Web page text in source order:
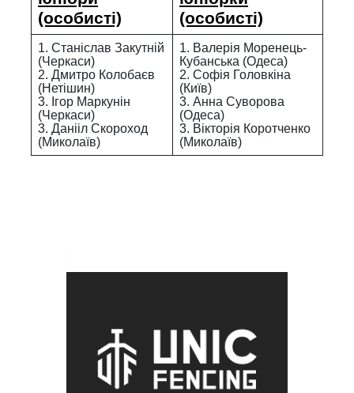
(особисті)
(особисті)
1. Станіслав Закутній
(Черкаси)
2. Дмитро Колобаєв
(Нетішин)
3. Ігор Маркунін
(Черкаси)
3. Данііл Скороход
(Миколаїв)
1. Валерія Моренець-
Кубанська (Одеса)
2. Софія Головкіна
(Київ)
3. Анна Суворова
(Одеса)
3. Вікторія Коротченко
(Миколаїв)